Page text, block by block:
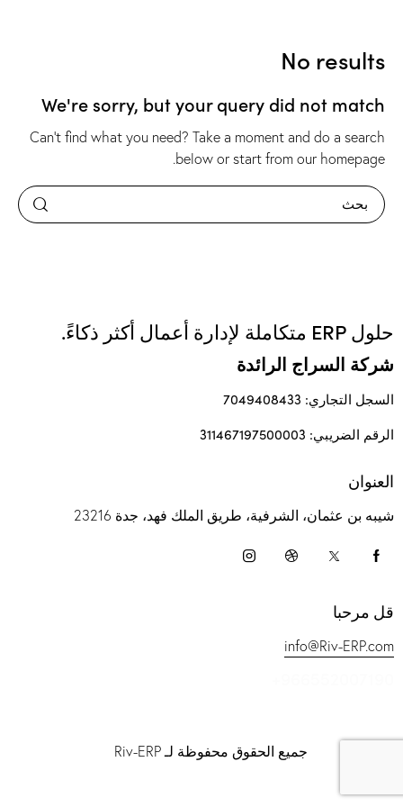
No results
We're sorry, but your query did not match
Can't find what you need? Take a moment and do a search
below or start from our homepage
.
حلول ERP متكاملة لإدارة أعمال أكثر ذكاءً.
شركة السراج الرائدة
السجل التجاري: 7049408433
الرقم الضريبي: 311467197500003
العنوان
شيبه بن عثمان، الشرفية، طريق الملك فهد، جدة 23216
قل مرحبا
info@Riv-ERP.com
جميع الحقوق محفوظة لـ Riv-ERP